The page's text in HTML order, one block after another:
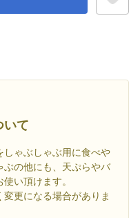
いて
ゃぶしゃぶ用に食べや
の他にも、天ぷらやバ
い頂けます。
更になる場合がありま